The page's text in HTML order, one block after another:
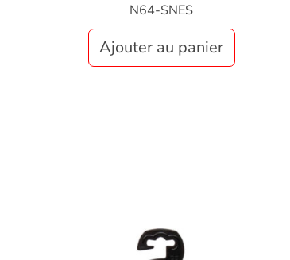
N64-SNES
Ajouter au panier